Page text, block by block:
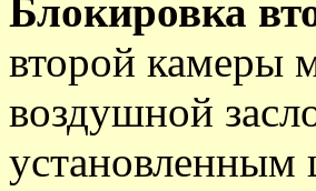
Блокировка
второй камеры
воздушной